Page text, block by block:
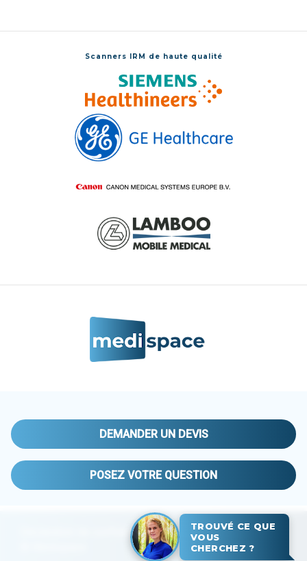
Scanners IRM de haute qualité
DEMANDER UN DEVIS
POSEZ VOTRE QUESTION
Déclaration de confidentialité
TROUVÉ CE QUE
VOUS
CHERCHEZ ?